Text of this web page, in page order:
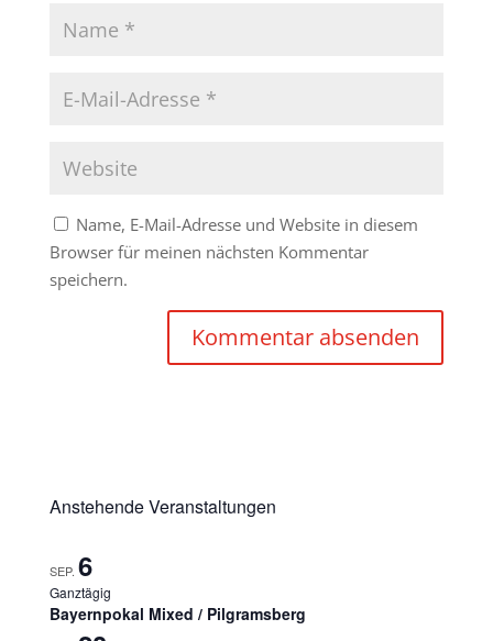
Name, E-Mail-Adresse und Website in diesem
Browser für meinen nächsten Kommentar
speichern.
Anstehende Veranstaltungen
SEP. 6
Ganztägig
Bayernpokal Mixed / Pilgramsberg